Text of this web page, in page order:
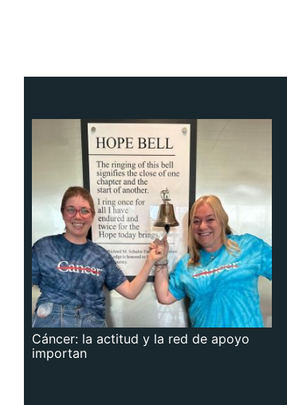
Cáncer: la actitud y la red de apoyo
importan